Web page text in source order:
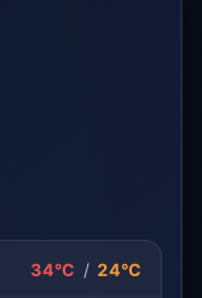
34°C / 24°C